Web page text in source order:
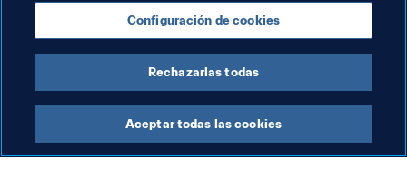
reina del fútbol virtual.Configuración de cookies
Rechazarlas todas
Aceptar todas las cookies